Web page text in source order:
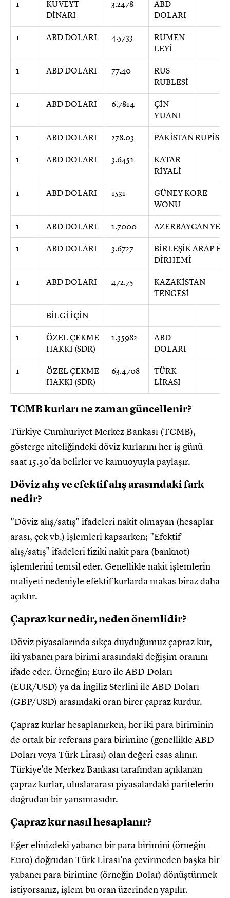
1
KUVEYT
DİNARI
3.2478
ABD
DOLARI
1 ABD DOLARI 4.5733
RUMEN
LEYİ
1 ABD DOLARI 77.40
RUS
RUBLESİ
1 ABD DOLARI 6.7814
ÇİN
YUANI
1 ABD DOLARI 278.03 PAKİSTAN RUPİSİ
1 ABD DOLARI 3.6451
KATAR
RİYALİ
1 ABD DOLARI 1531
GÜNEY KORE
WONU
1 ABD DOLARI 1.7000 AZERBAYCAN
1 ABD DOLARI 3.6727
BİRLEŞİK ARAP
DİRHEMİ
1 ABD DOLARI 472.75
KAZAKİSTAN
TENGESİ
BİLGİ İÇİN
1
ÖZEL ÇEKME
HAKKI (SDR)
1.35982
ABD
DOLARI
1
ÖZEL ÇEKME
HAKKI (SDR)
63.4708
TÜRK
LİRASI
TCMB kurları ne zaman güncellenir?
Türkiye Cumhuriyet Merkez Bankası (TCMB),
gösterge niteliğindeki döviz kurlarını her iş günü
saat 15.30'da belirler ve kamuoyuyla paylaşır.
Döviz alış ve efektif alış arasındaki fark
nedir?
"Döviz alış/satış" ifadeleri nakit olmayan (hesaplar
arası, çek vb.) işlemleri kapsarken; "Efektif
alış/satış" ifadeleri fiziki nakit para (banknot)
işlemlerini temsil eder. Genellikle nakit işlemlerin
maliyeti nedeniyle efektif kurlarda makas biraz daha
açıktır.
Çapraz kur nedir, neden önemlidir?
Döviz piyasalarında sıkça duyduğumuz çapraz kur,
iki yabancı para birimi arasındaki değişim oranını
ifade eder. Örneğin; Euro ile ABD Doları
(EUR/USD) ya da İngiliz Sterlini ile ABD Doları
(GBP/USD) arasındaki oran birer çapraz kurdur.
Çapraz kurlar hesaplanırken, her iki para biriminin
de ortak bir referans para birimine (genellikle ABD
Doları veya Türk Lirası) olan değeri esas alınır.
Türkiye'de Merkez Bankası tarafından açıklanan
çapraz kurlar, uluslararası piyasalardaki paritelerin
doğrudan bir yansımasıdır.
Çapraz kur nasıl hesaplanır?
Eğer elinizdeki yabancı bir para birimini (örneğin
Euro) doğrudan Türk Lirası'na çevirmeden başka bir
yabancı para birimine (örneğin Dolar) dönüştürmek
istiyorsanız, işlem bu oran üzerinden yapılır.